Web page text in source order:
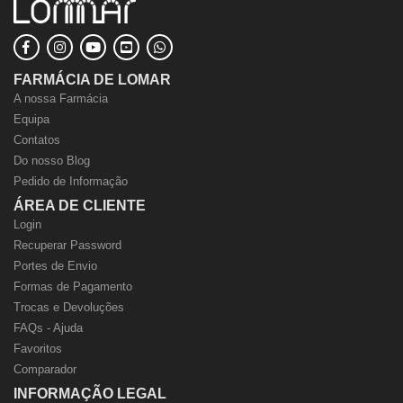
FARMÁCIA DE LOMAR
A nossa Farmácia
Equipa
Contatos
Do nosso Blog
Pedido de Informação
ÁREA DE CLIENTE
Login
Recuperar Password
Portes de Envio
Formas de Pagamento
Trocas e Devoluções
FAQs - Ajuda
Favoritos
Comparador
INFORMAÇÃO LEGAL